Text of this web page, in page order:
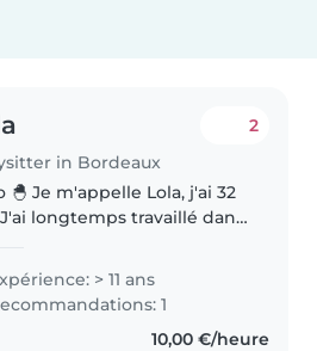
in Bordeaux
2
Lola, j'ai 32
longtemps travaillé dans
et dans le social, et
je suis animatrice :)
quelqu'un..
> 11 ans
1
10,00 €/heure